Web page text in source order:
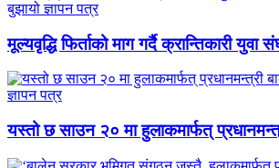
मूल्यवृद्धि फिर्ताको माग गर्दै क्रान्तिकारी युवा
यस्तो छ साउन २० मा हुलाकमार्फत्